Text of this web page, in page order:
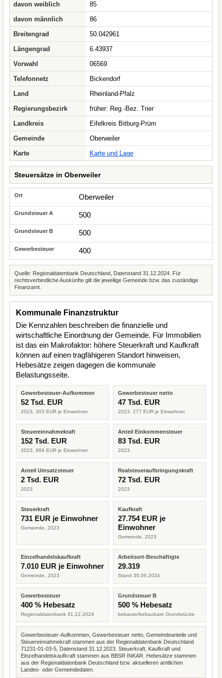
davon weiblich
85
davon männlich
86
Breitengrad
50.042961
Längengrad
6.43937
Vorwahl
06569
Telefonnetz
Bickendorf
Land
Rheinland-Pfalz
Regierungsbezirk
früher: Reg.-Bez. Trier
Landkreis
Eifelkreis Bitburg-Prüm
Gemeinde
Oberweiler
Karte
Karte und Lage
Steuersätze in Oberweiler
Oberweiler
500
500
400
Quelle: Regionaldatenbank Deutschland, Datenstand 31.12.2024. Für
rechtsverbindliche Auskünfte gilt die jeweilige Gemeinde bzw. das zuständige
Finanzamt.
Kommunale Finanzstruktur
Die Kennzahlen beschreiben die finanzielle und
wirtschaftliche Einordnung der Gemeinde. Für Immobilien
ist das ein Makrofaktor: höhere Steuerkraft und Kaufkraft
können auf einen tragfähigeren Standort hinweisen,
Hebesätze zeigen dagegen die kommunale
Belastungsseite.
Gewerbesteuer-Aufkommen
52 Tsd. EUR
2023, 303 EUR je Einwohner
Gewerbesteuer netto
47 Tsd. EUR
2023, 277 EUR je Einwohner
Steuereinnahmekraft
152 Tsd. EUR
2023, 889 EUR je Einwohner
Anteil Einkommensteuer
83 Tsd. EUR
2023
Anteil Umsatzsteuer
2 Tsd. EUR
2023
Realsteueraufbringungskraft
72 Tsd. EUR
2023
Steuerkraft
731 EUR je Einwohner
Gemeinde, 2023
Kaufkraft
27.754 EUR je
Einwohner
Gemeinde, 2023
Einzelhandelskaufkraft
7.010 EUR je Einwohner
Gemeinde, 2023
Arbeitsort-Beschäftigte
29.319
Stand 30.06.2024
Gewerbesteuer
400 % Hebesatz
Regionaldatenbank 31.12.2024
Grundsteuer B
500 % Hebesatz
bebaute/bebaubare Grundstücke
Gewerbesteuer-Aufkommen, Gewerbesteuer netto, Gemeindeanteile und
Steuereinnahmekraft stammen aus der Regionaldatenbank Deutschland
71231-01-03-5, Datenstand 31.12.2023. Steuerkraft, Kaufkraft und
Einzelhandelskaufkraft stammen aus BBSR INKAR. Hebesätze stammen
aus der Regionaldatenbank Deutschland bzw. aktuelleren amtlichen
Landes- oder Gemeindedaten.